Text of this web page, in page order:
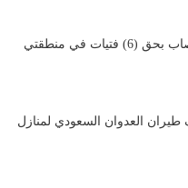
بيان إدانة جريمة الاغتصاب بحق (6) فتيات في منطقتي
العدوان السعودي لمنازل